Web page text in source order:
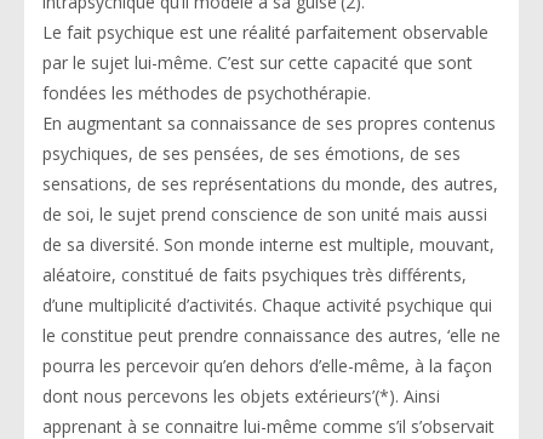
Le fait psychique est une réalité parfaitement observable
par le sujet lui-même. C’est sur cette capacité que sont
fondées les méthodes de psychothérapie.
En augmentant sa connaissance de ses propres contenus
psychiques, de ses pensées, de ses émotions, de ses
sensations, de ses représentations du monde, des autres,
de soi, le sujet prend conscience de son unité mais aussi
de sa diversité. Son monde interne est multiple, mouvant,
aléatoire, constitué de faits psychiques très différents,
d’une multiplicité d’activités. Chaque activité psychique qui
le constitue peut prendre connaissance des autres, ‘elle ne
pourra les percevoir qu’en dehors d’elle-même, à la façon
dont nous percevons les objets extérieurs’(*). Ainsi
apprenant à se connaitre lui-même comme s’il s’observait